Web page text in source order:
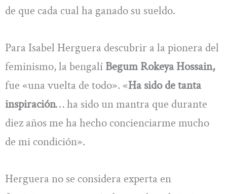
de que cada cual ha ganado su sueldo.
Para Isabel Herguera descubrir a la pionera del
feminismo, la bengalí Begum Rokeya Hossain,
fue «una vuelta de todo». «Ha sido de tanta
inspiración… ha sido un mantra que durante
diez años me ha hecho concienciarme mucho
de mi condición».
Herguera no se considera experta en